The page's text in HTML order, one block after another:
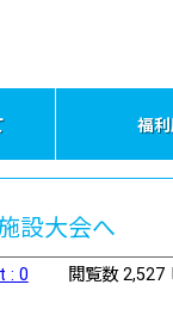
福
設大会へ
: 0 閲覧数 2,527